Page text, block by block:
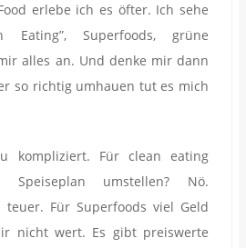
erlebe ich es öfter. Ich sehe
Eating”, Superfoods, grüne
alles an. Und denke mir dann
so richtig umhauen tut es mich
kompliziert. Für clean eating
Speiseplan umstellen? Nö.
Für Superfoods viel Geld
nicht wert. Es gibt preiswerte